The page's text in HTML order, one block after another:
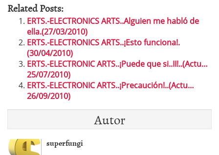
Related Posts:
ERTS.-ELECTRONICS ARTS..Alguien me habló de
ella.(27/03/2010)
ERTS.-ELECTRONICS ARTS..¡Esto funciona!.
(30/04/2010)
ERTS.-ELECTRONIC ARTS..¡Puede que si..II!..(Actu…
25/07/2010)
ERTS.-ELECTRONIC ARTS..¡Precaución!..(Actu…
26/09/2010)
Autor
superfungi